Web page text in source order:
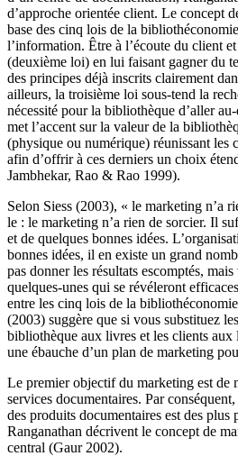
d’approche orientée client. Le concept
base des cinq lois de la
l’information. Être à l’écoute du client
(deuxième loi) en lui faisant gagner du
des principes déjà inscrits clairement
ailleurs, la troisième loi sous-tend la
nécessité pour la bibliothèque d’aller
met l’accent sur la valeur de la
(physique ou numérique) réunissant les
afin d’offrir à ces derniers un choix
Jambhekar, Rao & Rao 1999).
Selon Siess (2003), « le marketing n’a
le : le marketing n’a rien de sorcier. Il
et de quelques bonnes idées.
bonnes idées, il en existe un grand
pas donner les résultats escomptés,
quelques-unes qui se révéleront
entre les cinq lois de la
(2003) suggère que si vous substituez
bibliothèque aux livres et les clients aux
une ébauche d’un plan de marketing
Le premier objectif du marketing est de
services documentaires. Par
des produits documentaires est des
Ranganathan décrivent le concept de
central (Gaur 2002).